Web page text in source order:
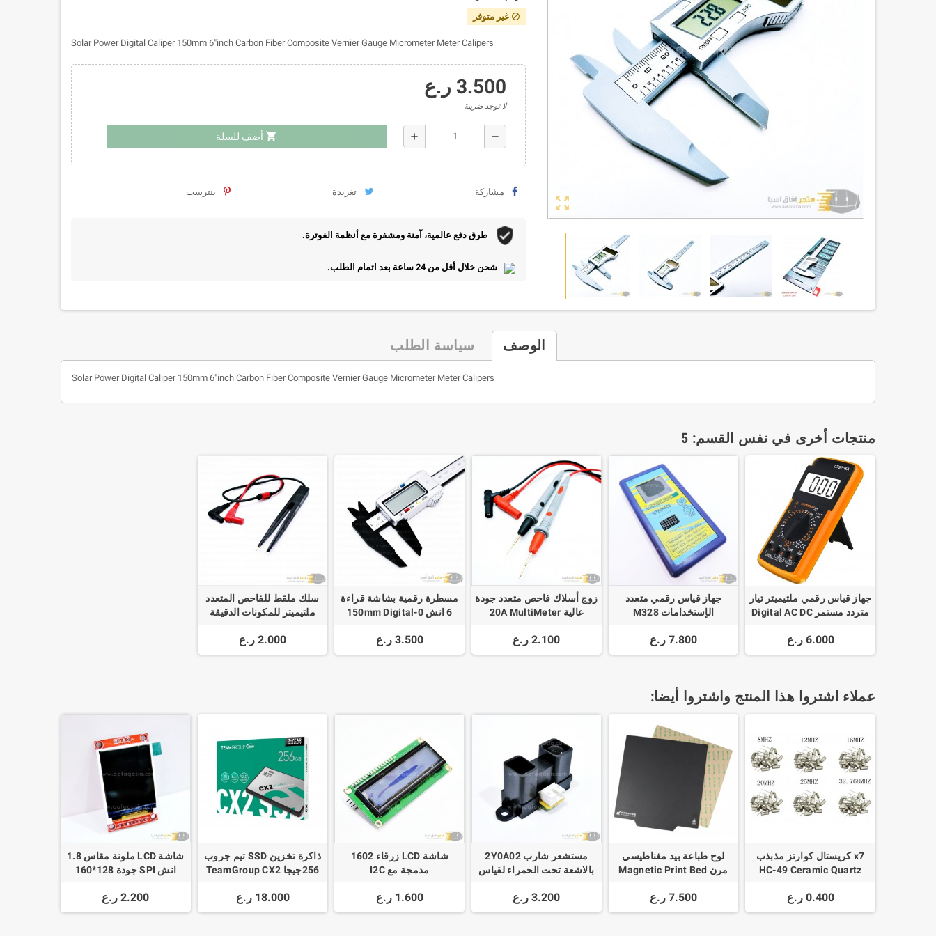
zoom_out_map
block غير متوفر
Solar Power Digital Caliper 150mm 6"inch Carbon Fiber Composite Vernier Gauge Micrometer Meter Calipers
3.500 ر.ع
لا توجد ضريبة
remove
add
shopping_cart أضف للسلة
مشاركة تغريدة بنترست
طرق دفع عالمية، آمنة ومشفرة مع أنظمة الفوترة.
شحن خلال أقل من 24 ساعة بعد اتمام الطلب.
الوصف سياسة الطلب
Solar Power Digital Caliper 150mm 6"inch Carbon Fiber Composite Vernier Gauge Micrometer Meter Calipers
منتجات أخرى في نفس القسم: 5
جهاز قياس رقمي ملتيميتر تيار
متردد مستمر Digital AC DC
Display Full Protection
6.000 ر.ع
جهاز قياس رقمي متعدد
الإستخدامات M328
Diode Thyristor
Capacitance Resistor
7.800 ر.ع
زوج أسلاك فاحص متعدد جودة
عالية 20A MultiMeter
2.100 ر.ع
مسطرة رقمية بشاشة قراءة
6 انش 0-150mm Digital
3.500 ر.ع
سلك ملقط للفاحص المتعدد
ملتيميتر للمكونات الدقيقة
Probe Tweezers
2.000 ر.ع
عملاء اشتروا هذا المنتج واشتروا أيضا:
x7 كريستال كوارتز مذبذب
HC-49 Ceramic Quartz
Mhz
0.400 ر.ع
لوح طباعة بيد مغناطيسي
مرن Magnetic Print Bed
310mm
7.500 ر.ع
مستشعر شارب 2Y0A02
بالاشعة تحت الحمراء لقياس
3.200 ر.ع
شاشة LCD زرقاء 1602
مدمجة مع I2C
1.600 ر.ع
ذاكرة تخزين SSD تيم جروب
256جيجا TeamGroup CX2
18.000 ر.ع
شاشة LCD ملونة مقاس 1.8
انش SPI جودة 128*160
2.200 ر.ع